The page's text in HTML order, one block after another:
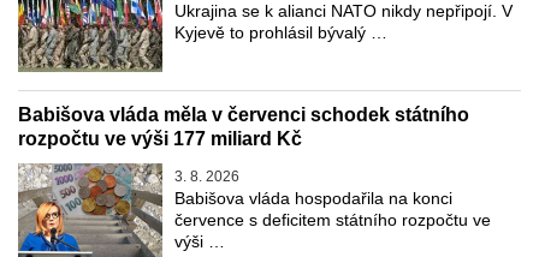
Ukrajina se k alianci NATO nikdy nepřipojí. V
Kyjevě to prohlásil bývalý …
Babišova vláda měla v červenci schodek státního
rozpočtu ve výši 177 miliard Kč
3. 8. 2026
Babišova vláda hospodařila na konci
července s deficitem státního rozpočtu ve
výši …